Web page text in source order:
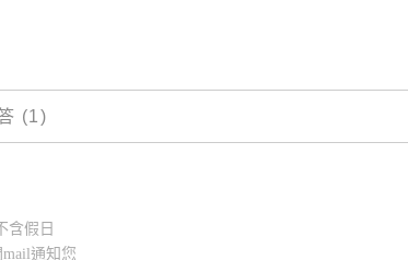
(1)
含假日
通知您